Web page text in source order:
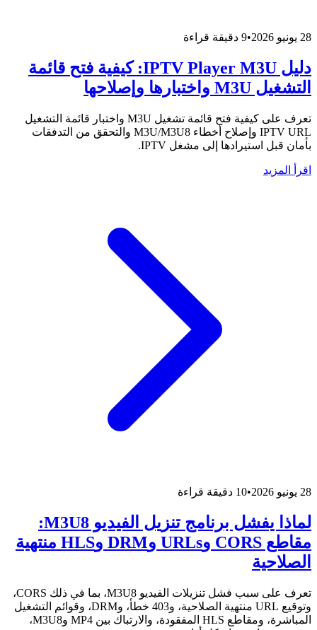
28 يونيو 2026 •9 دقيقة قراءة
دليل IPTV Player M3U: كيفية فتح قائمة
التشغيل M3U واختبارها وإصلاحها
تعرف على كيفية فتح قائمة تشغيل M3U واختبار قائمة التشغيل
IPTV URL وإصلاح أخطاء M3U/M3U8 والتحقق من التدفقات
بأمان قبل استيرادها إلى مشغل IPTV.
اقرأ المزيد
28 يونيو 2026 •10 دقيقة قراءة
لماذا يفشل برنامج تنزيل الفيديو M3U8:
مقاطع CORS وURLs وDRM وHLS منتهية
الصلاحية
تعرف على سبب فشل تنزيلات الفيديو M3U8، بما في ذلك CORS،
وتوقيع URL منتهية الصلاحية، و403 خطأ، وDRM، وقوائم التشغيل
المباشرة، ومقاطع HLS المفقودة، والارتباك بين MP4 وM3U8،